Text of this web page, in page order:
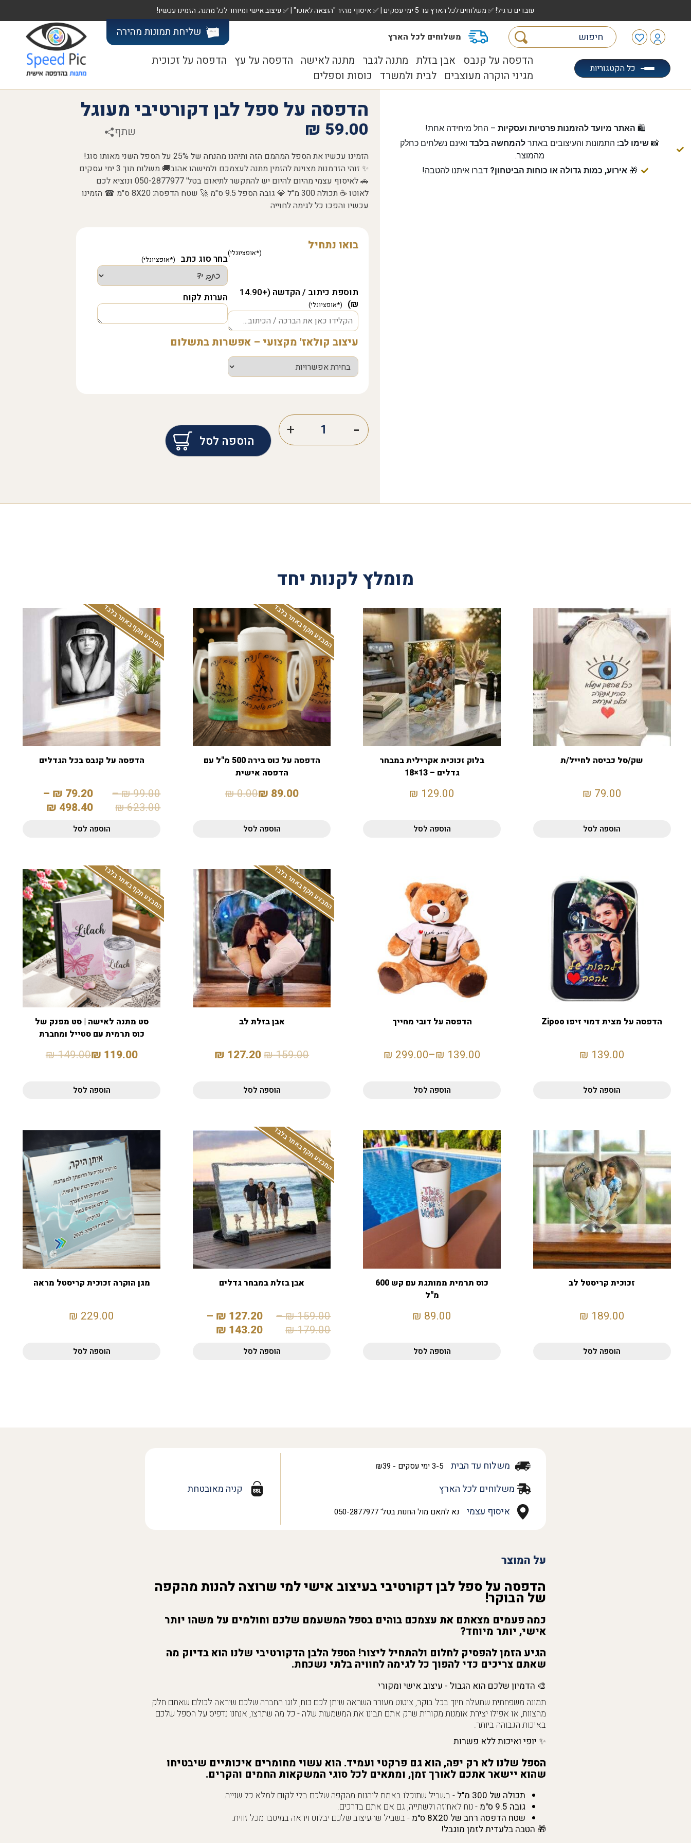
עובדים כרגיל! ✅ משלוחים לכל הארץ עד 5 ימי עסקים | ✅ איסוף מהיר "הוצאה לאוטו" | ✅ עיצוב אישי ומיוחד לכל מתנה. הזמינו עכשיו!
משלוחים לכל הארץ שליחת תמונות מהירה
כל הקטגוריות
הדפסה על קנבס אבן בזלת מתנה לגבר מתנה לאישה הדפסה על עץ הדפסה על זכוכית
מגיני הוקרה מעוצבים לבית ולמשרד כוסות וספלים
🛍️ האתר מיועד להזמנות פרטיות ועסקיות– החל מיחידה אחת!
📸 שימו לב: התמונות והעיצובים באתר להמחשה בלבדואינם נשלחים כחלק
מהמוצר.
🎁אירוע, כמות גדולה או כוחות הביטחון? דברו איתנו להטבה!
הדפסה על ספל לבן דקורטיבי מעוגל
59.00
₪ שתף
הזמינו עכשיו את הספל המהמם הזה ותיהנו מהנחה של 25% על הספל השני מאותו סוג!
✨ זוהי הזדמנות מצוינת להזמין מתנה לעצמכם ולמישהו אהוב🚚 משלוח תוך 3 ימי עסקים
🚗 לאיסוף עצמי מהיום להיום יש להתקשר לתיאום בטל' 050-2877977 ונוציא לכם
לאוטו ☕ תכולה 300 מ"ל 💎 גובה הספל 9.5 ס"מ 🚀 שטח הדפסה: 8X20 ס"מ ☎ הזמינו
עכשיו והפכו כל לגימה לחוייה
בואו נתחיל
תוספת כיתוב / הקדשה (+14.90
₪)
בחר סוג כתב
הערות לקוח
עיצוב קולאז' מקצועי – אפשרות בתשלום
הוספה לסל
מומלץ לקנות יחד
שק/סל כביסה לחייל/ת
79.00
₪
הוספה לסל
בלוק זכוכית אקרילית במבחר
גדלים – 13×18
129.00
₪
הוספה לסל
המבצע תקף באתר בלבד
הדפסה על כוס בירה 500 מ"ל עם
הדפסה אישית
89.00
₪
0.00
₪
הוספה לסל
המבצע תקף באתר בלבד
הדפסה על קנבס בכל הגדלים
99.00
₪
–
623.00
₪
79.20
₪
–
498.40
₪
הוספה לסל
הדפסה על מצית דמוי זיפו Zipoo
139.00
₪
הוספה לסל
הדפסה על דובי מחייך
139.00
₪
–
299.00
₪
הוספה לסל
המבצע תקף באתר בלבד
אבן בזלת לב
159.00
₪
127.20
₪
הוספה לסל
המבצע תקף באתר בלבד
סט מתנה לאישה | סט מפנק של
כוס תרמית עם סטייל ומחברת
119.00
₪
149.00
₪
הוספה לסל
זכוכית קריסטל לב
189.00
₪
הוספה לסל
כוס תרמית ממותגת עם קש 600
מ"ל
89.00
₪
הוספה לסל
המבצע תקף באתר בלבד
אבן בזלת במבחר גדלים
159.00
₪
–
179.00
₪
127.20
₪
–
143.20
₪
הוספה לסל
מגן הוקרה זכוכית קריסטל מראה
229.00
₪
הוספה לסל
משלוח עד הבית 3-5 ימי עסקים - ₪39
משלוחים לכל הארץ
איסוף עצמי
נא לתאם מול החנות בטל' 050-2877977
קניה מאובטחת
על המוצר
הדפסה על ספל לבן דקורטיבי בעיצוב אישי למי שרוצה להנות מהקפה
של הבוקר!
כמה פעמים מצאתם את עצמכם בוהים בספל המשעמם שלכם וחולמים על משהו יותר
אישי, יותר מיוחד?
הגיע הזמן להפסיק לחלום ולהתחיל ליצור! הספל הלבן הדקורטיבי שלנו הוא בדיוק מה
שאתם צריכים כדי להפוך כל לגימה לחוויה בלתי נשכחת.
🎨 הדמיון שלכם הוא הגבול - עיצוב אישי ומקורי
תמונה משפחתית שתעלה חיוך בכל בוקר, ציטוט מעורר השראה שיתן לכם כוח, לוגו החברה שלכם שיראה לכולם שאתם חלק
מהצוות, או אפילו יצירת אומנות מקורית שרק אתם תבינו את המשמעות שלה - כל מה שתרצו, אנחנו נדפיס על הספל שלכם
באיכות הגבוהה ביותר.
✨ יופי ואיכות ללא פשרות
הספל שלנו לא רק יפה, הוא גם פרקטי ועמיד. הוא עשוי מחומרים איכותיים שיבטיחו
שהוא יישאר אתכם לאורך זמן, ומתאים לכל סוגי המשקאות החמים והקרים.
תכולה של 300 מ"ל
- בשביל שתוכלו באמת ליהנות מהקפה שלכם בלי לקום למלא כל שנייה.
גובה 9.5 ס"מ
- נוח לאחיזה ולשתייה, גם אם אתם בדרכים.
שטח הדפסה רחב של 8X20 ס"מ
- בשביל שהעיצוב שלכם יבלוט ויראה במיטבו מכל זווית.
🎁 הטבה בלעדית לזמן מוגבל!